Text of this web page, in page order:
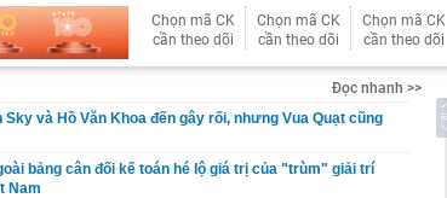
Chọn mã CK
cần theo dõi
Chọn mã CK
cần theo dõi
Chọn mã CK
cần theo dõi
Đọc nhanh >>
Sky và Hồ Văn Khoa đến gây rối, nhưng Vua Quạt cũng
bảng cân đối kế toán hé lộ giá trị của "trùm" giải trí
Nam